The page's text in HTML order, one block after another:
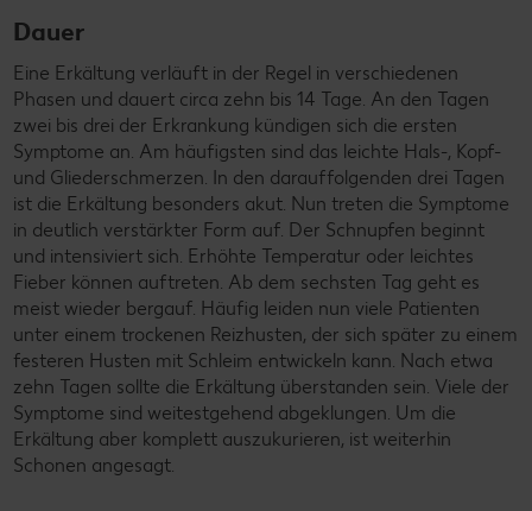
Dauer
Eine Erkältung verläuft in der Regel in verschiedenen
Phasen und dauert circa zehn bis 14 Tage. An den Tagen
zwei bis drei der Erkrankung kündigen sich die ersten
Symptome an. Am häufigsten sind das leichte Hals-, Kopf-
und Gliederschmerzen. In den darauffolgenden drei Tagen
ist die Erkältung besonders akut. Nun treten die Symptome
in deutlich verstärkter Form auf. Der Schnupfen beginnt
und intensiviert sich. Erhöhte Temperatur oder leichtes
Fieber können auftreten. Ab dem sechsten Tag geht es
meist wieder bergauf. Häufig leiden nun viele Patienten
unter einem trockenen Reizhusten, der sich später zu einem
festeren Husten mit Schleim entwickeln kann. Nach etwa
zehn Tagen sollte die Erkältung überstanden sein. Viele der
Symptome sind weitestgehend abgeklungen. Um die
Erkältung aber komplett auszukurieren, ist weiterhin
Schonen angesagt.